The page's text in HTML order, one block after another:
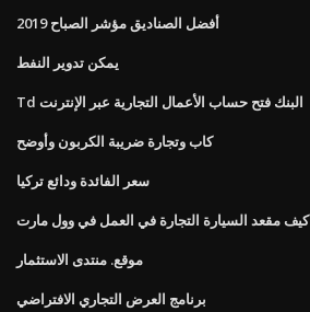
أفضل الصناديق مؤشر الصباح 2019
يمكن تدوير النفط
Td البنك فتح حساب الأعمال التجارية عبر الإنترنت
كاب وتجارة ضريبة الكربون وأوضح
سعر الفائدة ودائع تركيا
كيف مقعد السيارة التجارة في العمل في وول مارت
موقع. منتدى الاستثمار
برنامج العرض التجاري الافتراضي